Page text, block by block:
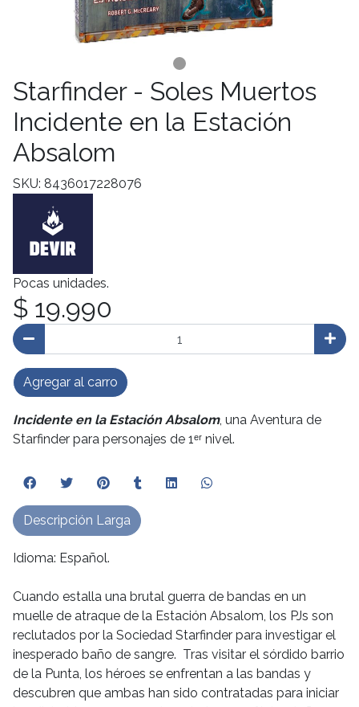
Starfinder - Soles Muertos
Incidente en la Estación
Absalom
SKU: 8436017228076
Pocas unidades.
$ 19.990
Agregar al carro
Incidente en la Estación Absalom, una Aventura de
Starfinder para personajes de 1ᵉʳ nivel.
Idioma: Español.
Cuando estalla una brutal guerra de bandas en un
muelle de atraque de la Estación Absalom, los PJs son
reclutados por la Sociedad Starfinder para investigar el
inesperado baño de sangre. Tras visitar el sórdido barrio
de la Punta, los héroes se enfrentan a las bandas y
descubren que ambas han sido contratadas para iniciar
Descripción Larga